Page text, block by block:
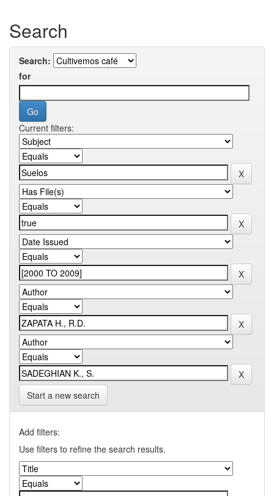
Search
Search:
for
Current filters:
Start a new search
Add filters:
Use filters to refine the search results.